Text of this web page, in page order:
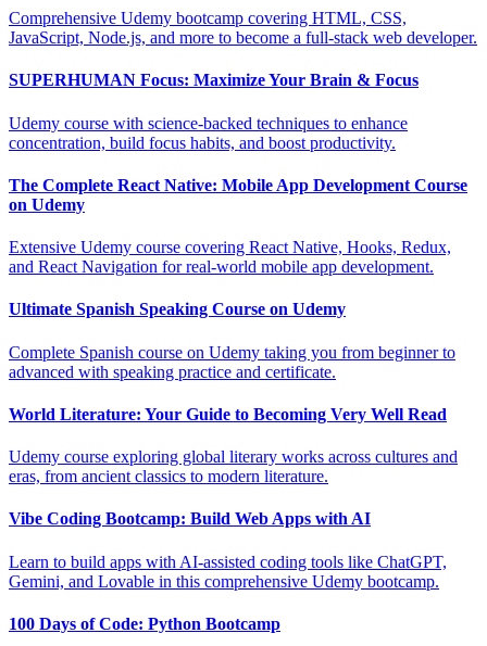
Comprehensive Udemy bootcamp covering HTML, CSS,
JavaScript, Node.js, and more to become a full-stack web developer.
SUPERHUMAN Focus: Maximize Your Brain & Focus
Udemy course with science-backed techniques to enhance
concentration, build focus habits, and boost productivity.
The Complete React Native: Mobile App Development Course
on Udemy
Extensive Udemy course covering React Native, Hooks, Redux,
and React Navigation for real-world mobile app development.
Ultimate Spanish Speaking Course on Udemy
Complete Spanish course on Udemy taking you from beginner to
advanced with speaking practice and certificate.
World Literature: Your Guide to Becoming Very Well Read
Udemy course exploring global literary works across cultures and
eras, from ancient classics to modern literature.
Vibe Coding Bootcamp: Build Web Apps with AI
Learn to build apps with AI-assisted coding tools like ChatGPT,
Gemini, and Lovable in this comprehensive Udemy bootcamp.
100 Days of Code: Python Bootcamp